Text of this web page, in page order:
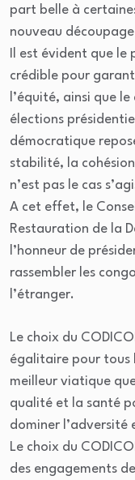
part belle à
nouveau
Il est évident que le
crédible pour
l’équité, ainsi que
élections
démocratique
stabilité, la
n’est pas le cas
A cet effet, le
Restauration de la
l’honneur de
rassembler les
l’étranger.
Le choix du
égalitaire pour tous
meilleur viatique
qualité et la santé
dominer l’adversité
Le choix du
des engagements